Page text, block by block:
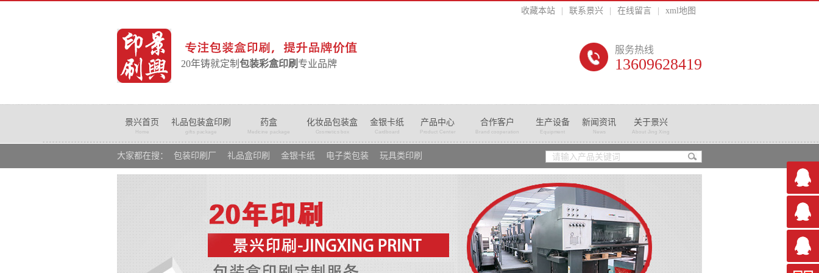
收藏本站 联系景兴 在线留言 xml地图
服务热线
13609628419
20年铸就定制 包装彩盒印刷 专业品牌
景兴首页
Home
礼品包装盒印刷
gifts package
药盒
Medicine package
化妆品包装盒
Cosmetics box
金银卡纸
Cardboard
产品中心
Product Center
合作客户
Brand cooperation
生产设备
Equipment
新闻资讯
News
关于景兴
About Jing Xing
大家都在搜： 包装印刷厂 礼品盒印刷 金银卡纸 电子类包装 玩具类印刷